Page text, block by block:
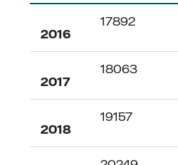
2016
17892
2017
18063
2018
19157